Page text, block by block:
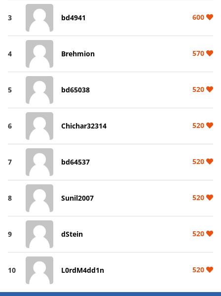
3 bd4941 600
4 Brehmion 570
5 bd65038 520
6 Chichar32314 520
7 bd64537 520
8 Sunil2007 520
9 dStein 520
10 L0rdM4dd1n 520